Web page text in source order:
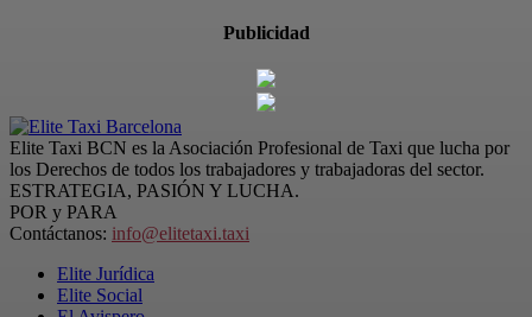
Publicidad
Elite Taxi BCN es la Asociación Profesional de Taxi que lucha por
los Derechos de todos los trabajadores y trabajadoras del sector.
ESTRATEGIA, PASIÓN Y LUCHA.
POR y PARA
Contáctanos: info@elitetaxi.taxi
Elite Jurídica
Elite Social